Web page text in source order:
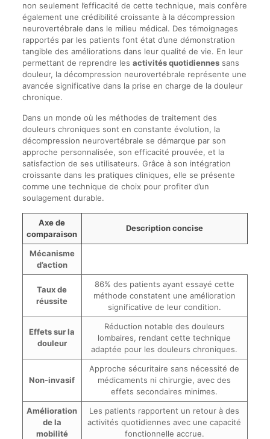
non seulement l’efficacité de cette technique, mais confère
également une crédibilité croissante à la décompression
neurovertébrale dans le milieu médical. Des témoignages
rapportés par les patients font état d’une démonstration
tangible des améliorations dans leur qualité de vie. En leur
permettant de reprendre les activités quotidiennessans
douleur, la décompression neurovertébrale représente une
avancée significative dans la prise en charge de la douleur
chronique.
Dans un monde où les méthodes de traitement des
douleurs chroniques sont en constante évolution, la
décompression neurovertébrale se démarque par son
approche personnalisée, son efficacité prouvée, et la
satisfaction de ses utilisateurs. Grâce à son intégration
croissante dans les pratiques cliniques, elle se présente
comme une technique de choix pour profiter d’un
soulagement durable.
Axe de
comparaison
Description concise
Mécanisme
d’action
Taux de
réussite
86% des patients ayant essayé cette
méthode constatent une amélioration
significative de leur condition.
Effets sur la
douleur
Réduction notable des douleurs
lombaires, rendant cette technique
adaptée pour les douleurs chroniques.
Non-invasif
Approche sécuritaire sans nécessité de
médicaments ni chirurgie, avec des
effets secondaires minimes.
Amélioration
de la
mobilité
Les patients rapportent un retour à des
activités quotidiennes avec une capacité
fonctionnelle accrue.